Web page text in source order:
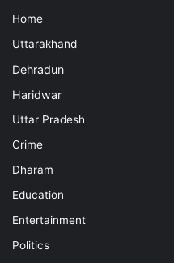
Home
Uttarakhand
Dehradun
Haridwar
Uttar Pradesh
Crime
Dharam
Education
Entertainment
Politics